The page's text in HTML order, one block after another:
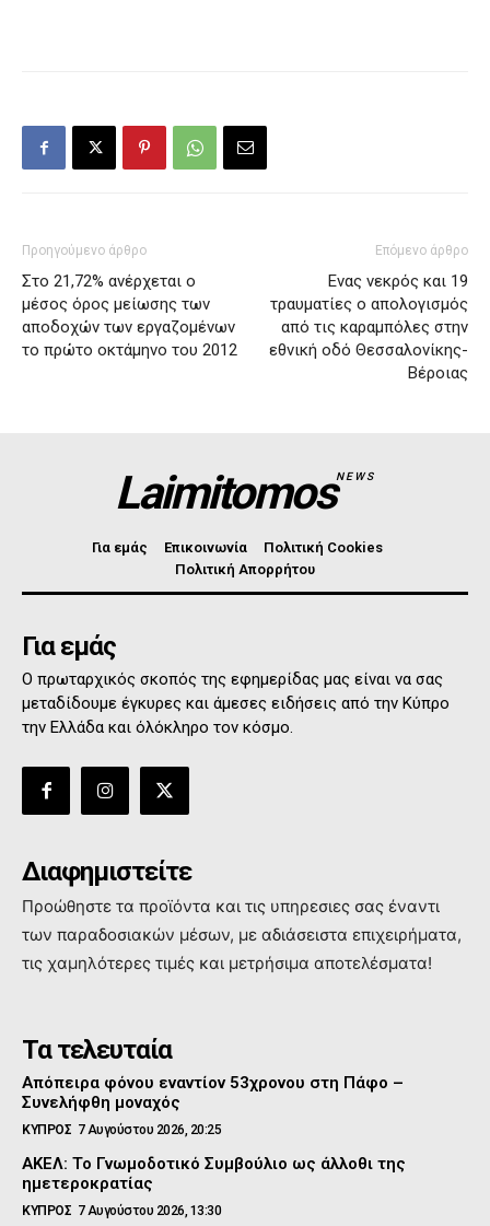
Προηγούμενο άρθρο
Στο 21,72% ανέρχεται ο
μέσος όρος μείωσης των
αποδοχών των εργαζομένων
το πρώτο οκτάμηνο του 2012
Επόμενο άρθρο
Ενας νεκρός και 19
τραυματίες ο απολογισμός
από τις καραμπόλες στην
εθνική οδό Θεσσαλονίκης-
Βέροιας
LaimitomosNEWS
Για εμάς Επικοινωνία
Πολιτική Cookies
Πολιτική Απορρήτου
Για εμάς
Ο πρωταρχικός σκοπός της εφημερίδας μας είναι να σας
μεταδίδουμε έγκυρες και άμεσες ειδήσεις από την Κύπρο
την Ελλάδα και όλόκληρο τον κόσμο.
Διαφημιστείτε
Προώθηστε τα προϊόντα και τις υπηρεσιες σας έναντι
των παραδοσιακών μέσων, με αδιάσειστα επιχειρήματα,
τις χαμηλότερες τιμές και μετρήσιμα αποτελέσματα!
Τα τελευταία
Απόπειρα φόνου εναντίον 53χρονου στη Πάφο –
Συνελήφθη μοναχός
ΚΥΠΡΟΣ 7 Αυγούστου 2026, 20:25
ΑΚΕΛ: Το Γνωμοδοτικό Συμβούλιο ως άλλοθι της
ημετεροκρατίας
ΚΥΠΡΟΣ 7 Αυγούστου 2026, 13:30